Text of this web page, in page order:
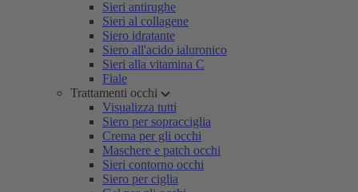
Sieri antirughe
Sieri al collagene
Siero idratante
Siero all'acido ialuronico
Sieri alla vitamina C
Fiale
Trattamenti occhi
Visualizza tutti
Siero per sopracciglia
Crema per gli occhi
Maschere e patch occhi
Sieri contorno occhi
Siero per ciglia